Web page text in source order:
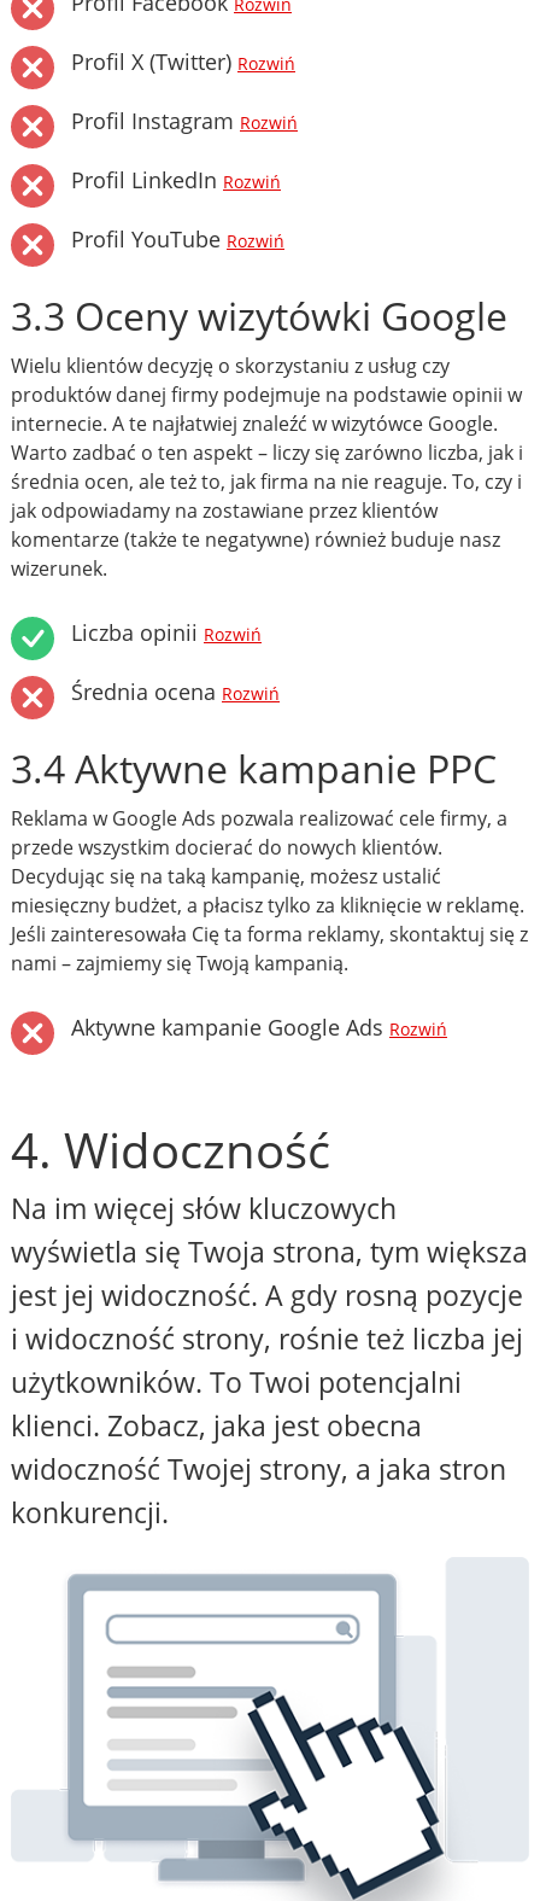
Rozwiń
Profil X (Twitter) Rozwiń
Profil Instagram Rozwiń
Profil LinkedIn Rozwiń
Profil YouTube Rozwiń
3.3 Oceny wizytówki Google
Wielu klientów decyzję o skorzystaniu z usług czy
produktów danej firmy podejmuje na podstawie opinii w
internecie. A te najłatwiej znaleźć w wizytówce Google.
Warto zadbać o ten aspekt – liczy się zarówno liczba, jak i
średnia ocen, ale też to, jak firma na nie reaguje. To, czy i
jak odpowiadamy na zostawiane przez klientów
komentarze (także te negatywne) również buduje nasz
wizerunek.
Liczba opinii Rozwiń
Średnia ocena Rozwiń
3.4 Aktywne kampanie PPC
Reklama w Google Ads pozwala realizować cele firmy, a
przede wszystkim docierać do nowych klientów.
Decydując się na taką kampanię, możesz ustalić
miesięczny budżet, a płacisz tylko za kliknięcie w reklamę.
Jeśli zainteresowała Cię ta forma reklamy, skontaktuj się z
nami – zajmiemy się Twoją kampanią.
Aktywne kampanie Google Ads Rozwiń
4. Widoczność
Na im więcej słów kluczowych
wyświetla się Twoja strona, tym większa
jest jej widoczność. A gdy rosną pozycje
i widoczność strony, rośnie też liczba jej
użytkowników. To Twoi potencjalni
klienci. Zobacz, jaka jest obecna
widoczność Twojej strony, a jaka stron
konkurencji.